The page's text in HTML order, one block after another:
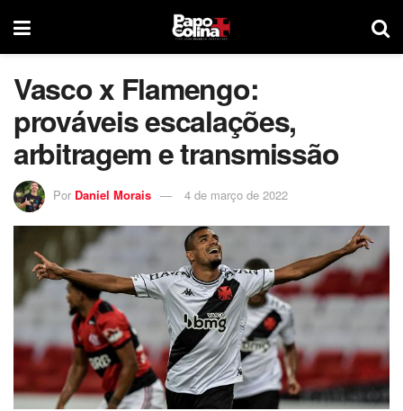
Vasco x Flamengo:
prováveis escalações,
arbitragem e transmissão
Por Daniel Morais 4 de março de 2022